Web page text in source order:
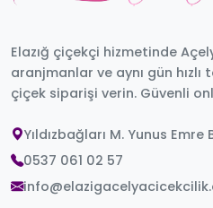
Elazığ çiçekçi hizmetinde
aranjmanlar ve aynı gün hızlı
çiçek siparişi verin. Güvenli
Yıldızbağları M. Yunus Emre
0537 061 02 57